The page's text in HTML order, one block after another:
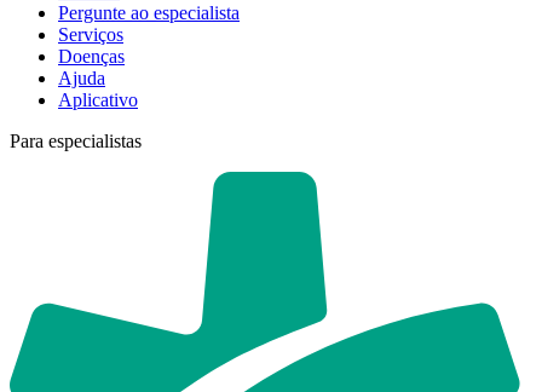
Pergunte ao especialista
Serviços
Doenças
Ajuda
Aplicativo
Para especialistas